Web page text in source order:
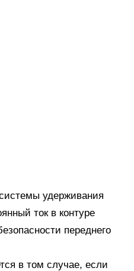
удерживания
ток в контуре
переднего
в том случае, если